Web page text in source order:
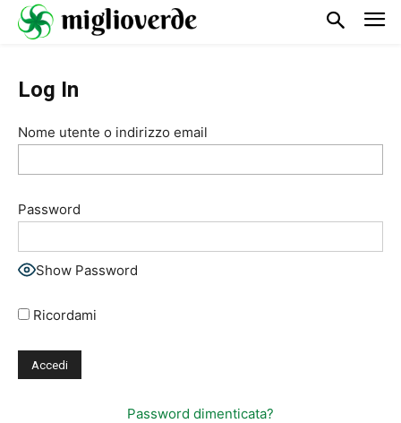
Log In
Nome utente o indirizzo email
Password
Show Password
Ricordami
Password dimenticata?